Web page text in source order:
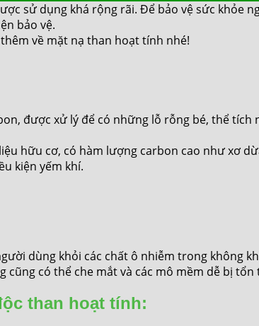
sử dụng khá rộng rãi. Để bảo vệ sức khỏe
bảo vệ.
về mặt nạ than hoạt tính nhé!
được xử lý để có những lỗ rỗng bé, thể
hữu cơ, có hàm lượng carbon cao như xơ
kiện yếm khí.
dùng khỏi các chất ô nhiễm trong không
có thể che mắt và các mô mềm dễ bị
than hoạt tính: